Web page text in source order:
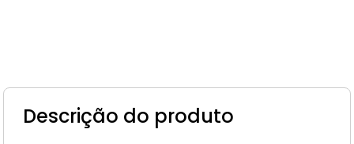
Descrição do produto